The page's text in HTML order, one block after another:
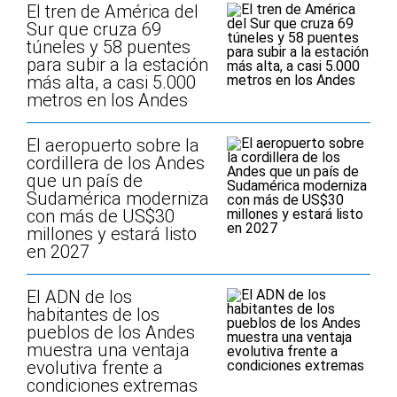
El tren de América del
Sur que cruza 69
túneles y 58 puentes
para subir a la estación
más alta, a casi 5.000
metros en los Andes
El aeropuerto sobre la
cordillera de los Andes
que un país de
Sudamérica moderniza
con más de US$30
millones y estará listo
en 2027
El ADN de los
habitantes de los
pueblos de los Andes
muestra una ventaja
evolutiva frente a
condiciones extremas